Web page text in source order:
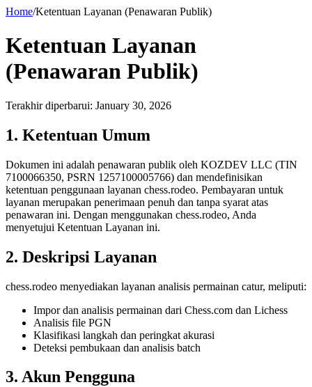
Home/Ketentuan Layanan (Penawaran Publik)
Ketentuan Layanan
(Penawaran Publik)
Terakhir diperbarui: January 30, 2026
1. Ketentuan Umum
Dokumen ini adalah penawaran publik oleh KOZDEV LLC (TIN
7100066350, PSRN 1257100005766) dan mendefinisikan
ketentuan penggunaan layanan chess.rodeo. Pembayaran untuk
layanan merupakan penerimaan penuh dan tanpa syarat atas
penawaran ini. Dengan menggunakan chess.rodeo, Anda
menyetujui Ketentuan Layanan ini.
2. Deskripsi Layanan
chess.rodeo menyediakan layanan analisis permainan catur, meliputi:
Impor dan analisis permainan dari Chess.com dan Lichess
Analisis file PGN
Klasifikasi langkah dan peringkat akurasi
Deteksi pembukaan dan analisis batch
3. Akun Pengguna